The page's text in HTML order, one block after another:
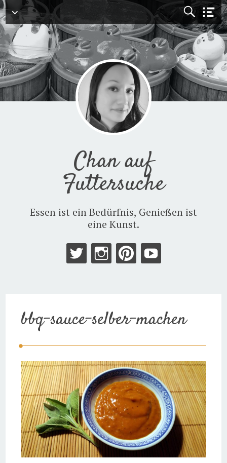
Menü
Chan auf
Futtersuche
Essen ist ein Bedürfnis, Genießen ist
eine Kunst.
bbq-sauce-selber-machen